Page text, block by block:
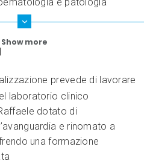
diagnostica delle
molecolari in patologia umana.
Show more
prevede di lavorare
laboratorio clinico
dotato di
e rinomato a
una formazione